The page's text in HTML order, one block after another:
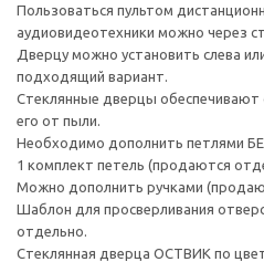
Пользоваться пультом
аудиовидеотехники можно через
Дверцу можно установить слева
подходящий вариант.
Стеклянные дверцы
его от пыли.
Необходимо дополнить петлями
1 комплект петель (продаются
Можно дополнить ручками
Шаблон для просверливания
отдельно.
Стеклянная дверца ОСТВИК по